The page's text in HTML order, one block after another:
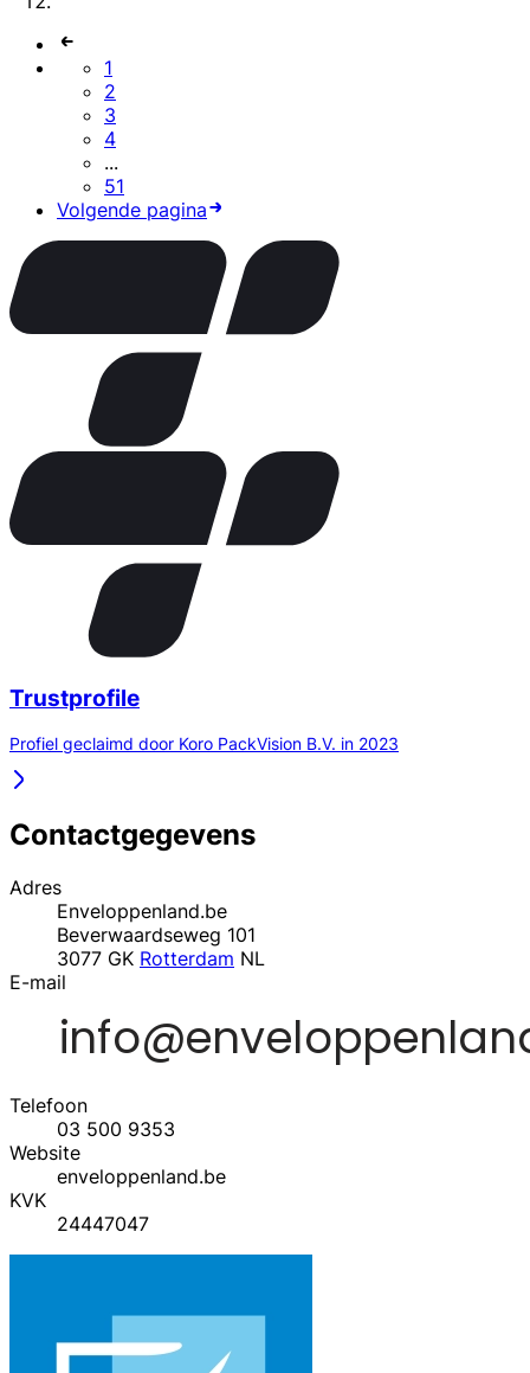
1
2
3
4
...
51
Volgende pagina
Trustprofile
Profiel geclaimd door Koro PackVision B.V. in 2023
Contactgegevens
Adres
Enveloppenland.be
Beverwaardseweg 101
3077 GK Rotterdam NL
E-mail
Telefoon
03 500 9353
Website
enveloppenland.be
KVK
24447047